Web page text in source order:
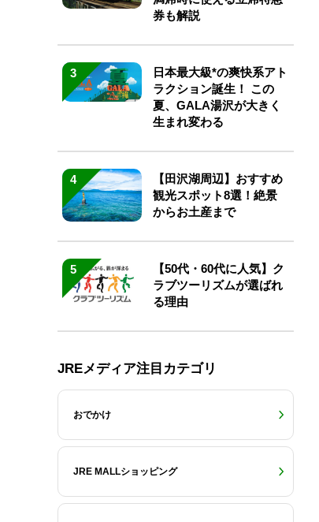
券も解説
3
日本最大級*の爽快系アト
ラクション誕生！ この
夏、GALA湯沢が大きく
生まれ変わる
4
【田沢湖周辺】おすすめ
観光スポット8選！絶景
からお土産まで
5
【50代・60代に人気】ク
ラブツーリズムが選ばれ
る理由
JREメディア注目カテゴリ
おでかけ
JRE MALLショッピング